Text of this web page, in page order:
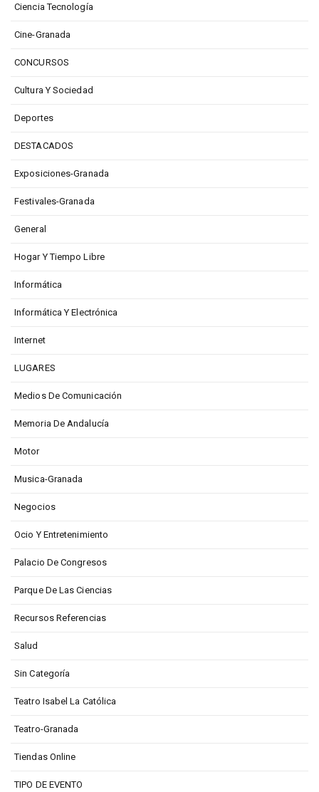
Ciencia Tecnología
Cine-Granada
CONCURSOS
Cultura Y Sociedad
Deportes
DESTACADOS
Exposiciones-Granada
Festivales-Granada
General
Hogar Y Tiempo Libre
Informática
Informática Y Electrónica
Internet
LUGARES
Medios De Comunicación
Memoria De Andalucía
Motor
Musica-Granada
Negocios
Ocio Y Entretenimiento
Palacio De Congresos
Parque De Las Ciencias
Recursos Referencias
Salud
Sin Categoría
Teatro Isabel La Católica
Teatro-Granada
Tiendas Online
TIPO DE EVENTO